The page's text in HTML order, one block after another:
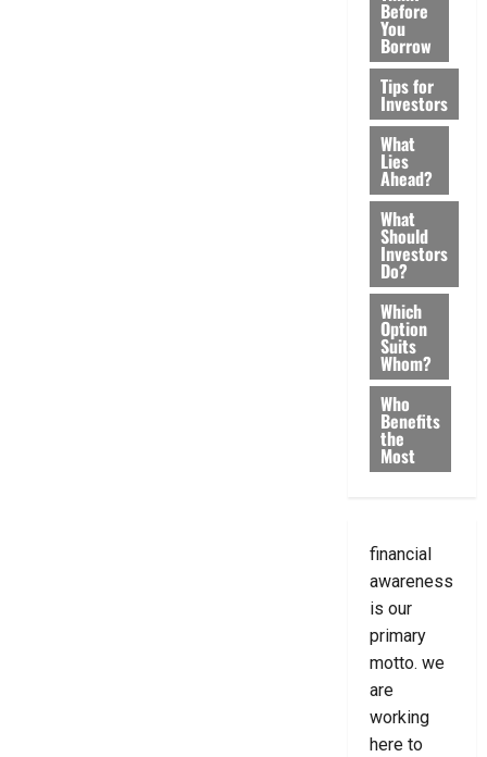
Before
You
Borrow
Tips for
Investors
What
Lies
Ahead?
What
Should
Investors
Do?
Which
Option
Suits
Whom?
Who
Benefits
the
Most
financial
awareness
is our
primary
motto. we
are
working
here to